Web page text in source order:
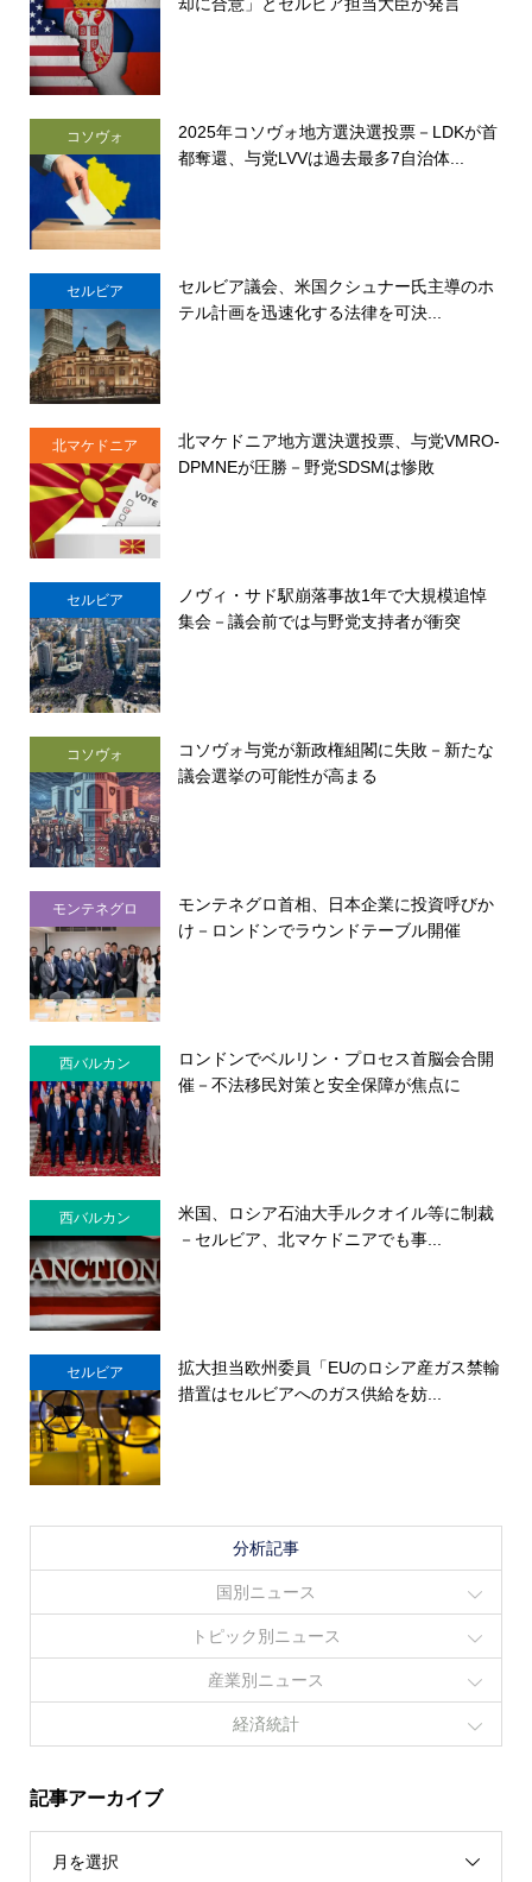
コソヴォ
2025年コソヴォ地方選決選投票－LDKが首
都奪還、与党LVVは過去最多7自治体...
セルビア
セルビア議会、米国クシュナー氏主導のホ
テル計画を迅速化する法律を可決...
北マケドニア
北マケドニア地方選決選投票、与党VMRO-
DPMNEが圧勝－野党SDSMは惨敗
セルビア
ノヴィ・サド駅崩落事故1年で大規模追悼
集会－議会前では与野党支持者が衝突
コソヴォ
コソヴォ与党が新政権組閣に失敗－新たな
議会選挙の可能性が高まる
モンテネグロ
モンテネグロ首相、日本企業に投資呼びか
け－ロンドンでラウンドテーブル開催
西バルカン
ロンドンでベルリン・プロセス首脳会合開
催－不法移民対策と安全保障が焦点に
西バルカン
米国、ロシア石油大手ルクオイル等に制裁
－セルビア、北マケドニアでも事...
セルビア
拡大担当欧州委員「EUのロシア産ガス禁輸
措置はセルビアへのガス供給を妨...
分析記事
国別ニュース
トピック別ニュース
産業別ニュース
経済統計
記事アーカイブ
月を選択